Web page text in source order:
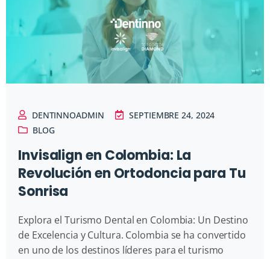
DENTINNOADMIN
SEPTIEMBRE 24, 2024
BLOG
Invisalign en Colombia: La
Revolución en Ortodoncia para Tu
Sonrisa
Explora el Turismo Dental en Colombia: Un Destino
de Excelencia y Cultura. Colombia se ha convertido
en uno de los destinos líderes para el turismo